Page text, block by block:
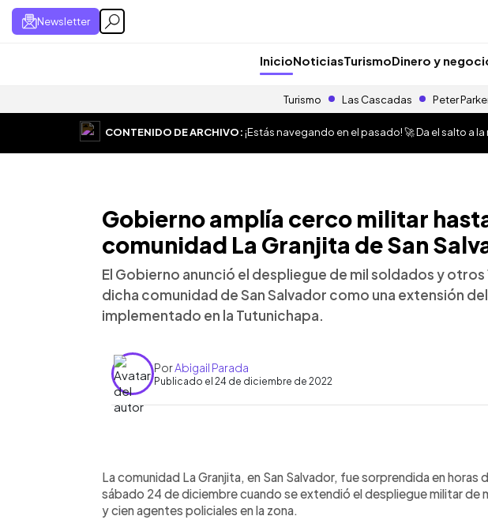
Newsletter
InicioNoticiasTurismoDinero y
Turismo Las Cascadas Peter
CONTENIDO DE ARCHIVO:¡Estás navegando en el pasado! 🚀 Da el salto a
Gobierno amplía cerco militar
comunidad La Granjita de San
El Gobierno anunció el despliegue de mil soldados y otros
dicha comunidad de San Salvador como una extensión
implementado en la Tutunichapa.
PorAbigail Parada
Publicado el 24 de diciembre de 2022
► Escuchar artículo
La comunidad La Granjita, en San Salvador, fue sorprendida en horas
sábado 24 de diciembre cuando se extendió el despliegue militar de
y cien agentes policiales en la zona.